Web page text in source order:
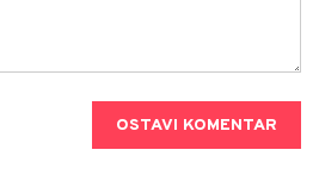
OSTAVI KOMENTAR